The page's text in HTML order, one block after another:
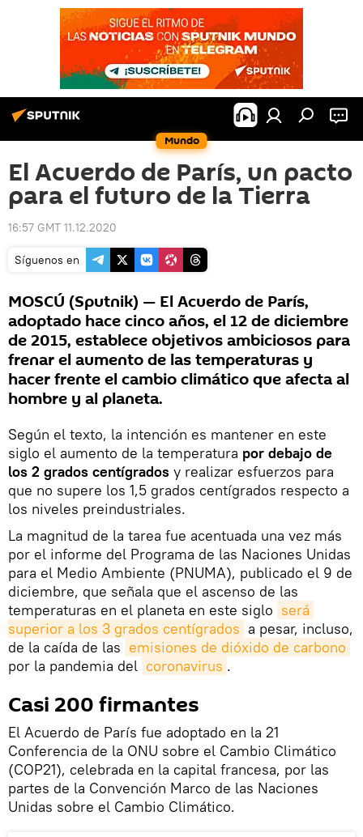
Mundo
El Acuerdo de París, un pacto
para el futuro de la Tierra
16:57 GMT 11.12.2020
Síguenos en
MOSCÚ (Sputnik) — El Acuerdo de París,
adoptado hace cinco años, el 12 de diciembre
de 2015, establece objetivos ambiciosos para
frenar el aumento de las temperaturas y
hacer frente el cambio climático que afecta al
hombre y al planeta.
Según el texto, la intención es mantener en este
siglo el aumento de la temperatura por debajo de
los 2 grados centígrados y realizar esfuerzos para
que no supere los 1,5 grados centígrados respecto a
los niveles preindustriales.
La magnitud de la tarea fue acentuada una vez más
por el informe del Programa de las Naciones Unidas
para el Medio Ambiente (PNUMA), publicado el 9 de
diciembre, que señala que el ascenso de las
temperaturas en el planeta en este siglo será
superior a los 3 grados centígrados a pesar, incluso,
de la caída de las emisiones de dióxido de carbono
por la pandemia del coronavirus .
Casi 200 firmantes
El Acuerdo de París fue adoptado en la 21
Conferencia de la ONU sobre el Cambio Climático
(COP21), celebrada en la capital francesa, por las
partes de la Convención Marco de las Naciones
Unidas sobre el Cambio Climático.